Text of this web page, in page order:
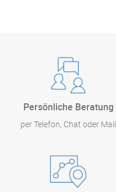
Persönliche Beratung
per Telefon, Chat oder Mail